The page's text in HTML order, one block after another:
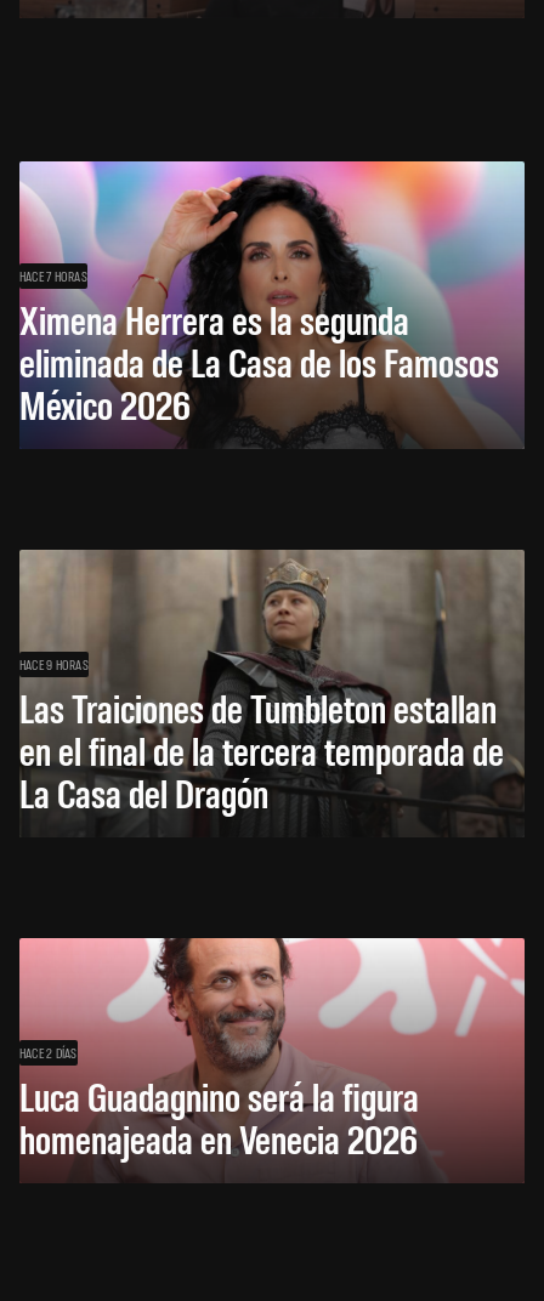
HACE 7 HORAS
Ximena Herrera es la segunda
eliminada de La Casa de los Famosos
México 2026
HACE 9 HORAS
Las Traiciones de Tumbleton estallan
en el final de la tercera temporada de
La Casa del Dragón
HACE 2 DÍAS
Luca Guadagnino será la figura
homenajeada en Venecia 2026